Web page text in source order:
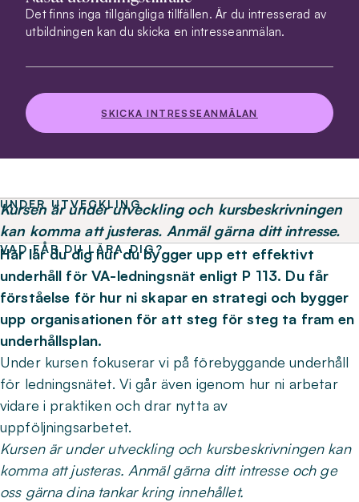
Det finns inga tillgängliga tillfällen. Är du intresserad av
utbildningen kan du skicka en intresseanmälan.
SKICKA INTRESSEANMÄLAN
UNDER UTVECKLING
Kursen är under utveckling och kursbeskrivningen
kan komma att justeras. Anmäl gärna ditt intresse.
VAD FÅR DU LÄRA DIG?
Här lär du dig hur du bygger upp ett effektivt
underhåll för VA-ledningsnät enligt P 113. Du får
förståelse för hur ni skapar en strategi och bygger
upp organisationen för att steg för steg ta fram en
underhållsplan.
Under kursen fokuserar vi på förebyggande underhåll
för ledningsnätet. Vi går även igenom hur ni arbetar
vidare i praktiken och drar nytta av
uppföljningsarbetet.
Kursen är under utveckling och kursbeskrivningen kan
komma att justeras. Anmäl gärna ditt intresse och ge
oss gärna dina tankar kring innehållet.